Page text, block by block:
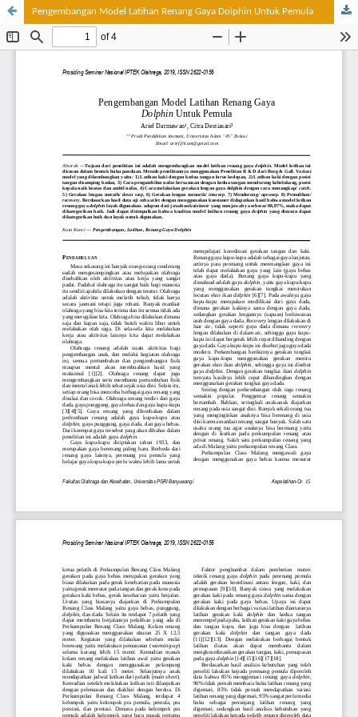
Pengembangan Model Latihan Renang Gaya Dolphin Untuk Pemula